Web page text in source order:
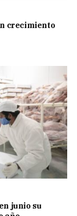
crecimiento
junio su